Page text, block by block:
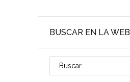
BUSCAR EN LA WEB